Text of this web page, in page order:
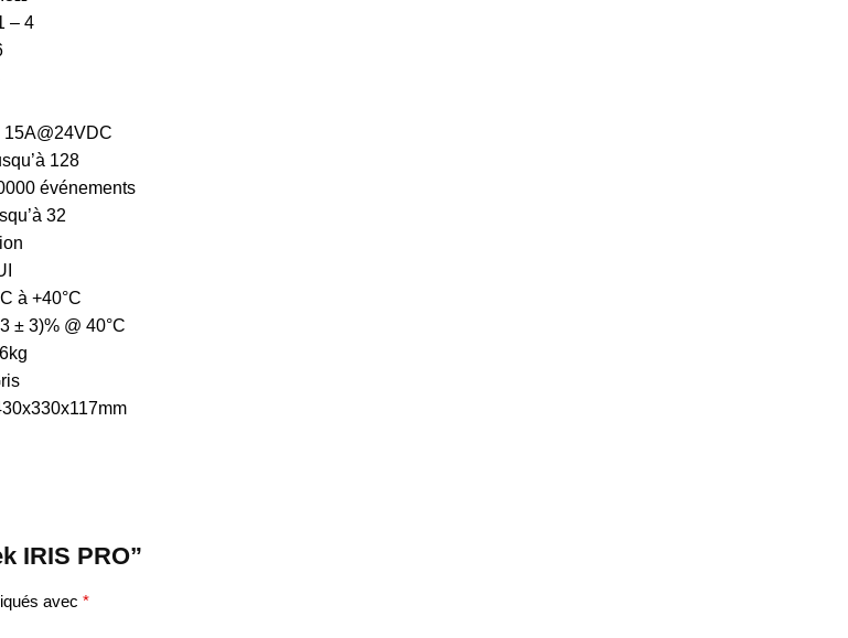
– 4
15A@24VDC
128
événements
32
à +40°C
± 3)% @ 40°C
IRIS PRO”
avec*